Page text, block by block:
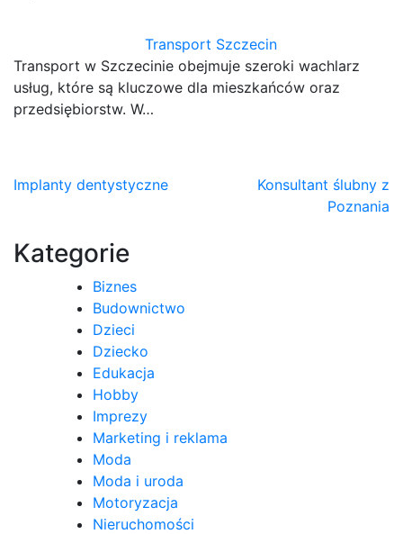
Transport Szczecin
Transport w Szczecinie obejmuje szeroki wachlarz
usług, które są kluczowe dla mieszkańców oraz
przedsiębiorstw. W…
Nawigacja
Implanty dentystyczne
Konsultant ślubny z
Poznania
Kategorie
Biznes
Budownictwo
Dzieci
Dziecko
Edukacja
Hobby
Imprezy
Marketing i reklama
Moda
Moda i uroda
Motoryzacja
Nieruchomości